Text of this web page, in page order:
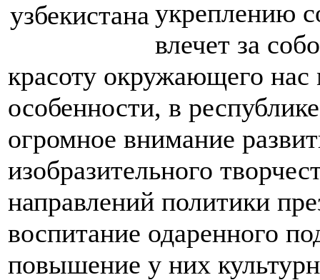
укреплению
влечет за
красоту окружающего
особенности, в
огромное внимание
изобразительного
направлений политики
воспитание одаренного
повышение у них